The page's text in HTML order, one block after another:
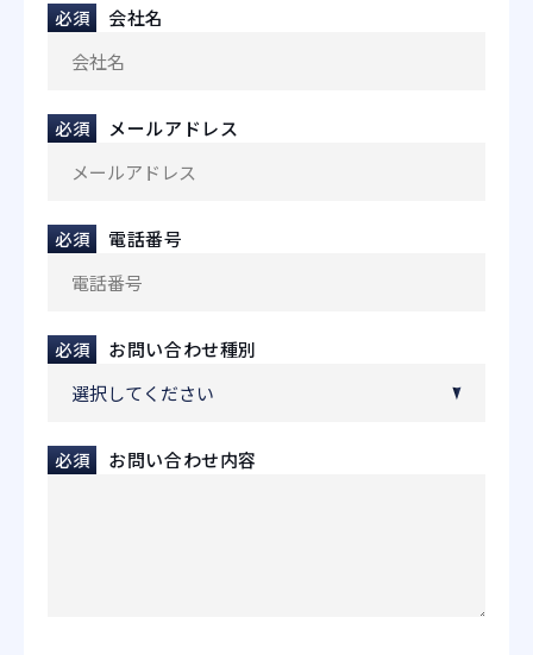
必須 会社名
必須 メールアドレス
必須 電話番号
必須 お問い合わせ種別
必須 お問い合わせ内容